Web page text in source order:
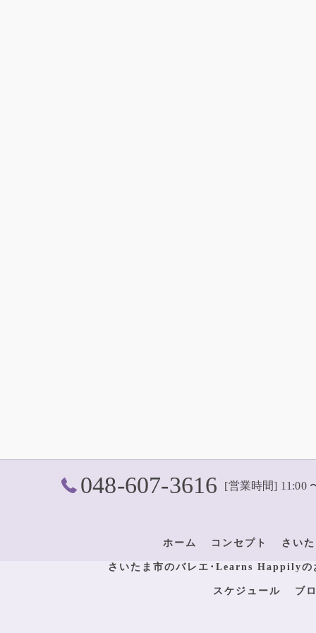
048-607-3616 [営業時間] 11:00
ホーム コンセプト さい
さいたま市のバレエ･Learns Happilyの
スケジュール ブ